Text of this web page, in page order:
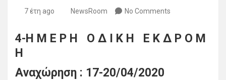
7 έτη ago NewsRoom No Comments
4-H M E Ρ Η Ο Δ Ι Κ Η Ε Κ Δ Ρ Ο Μ
Η
Aναχώρηση : 17-20/04/2020